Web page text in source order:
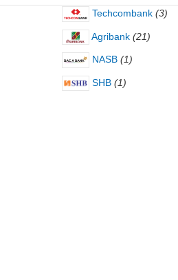
Techcombank (3)
Agribank (21)
NASB (1)
SHB (1)